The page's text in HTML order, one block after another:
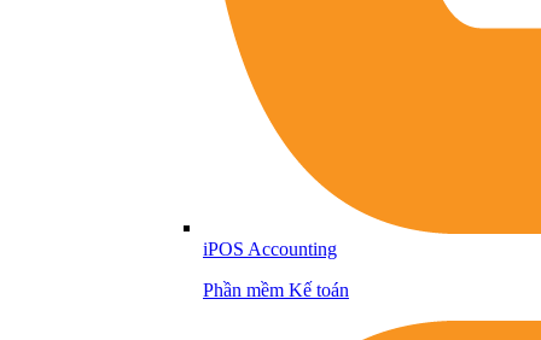
iPOS Accounting
Phần mềm Kế toán